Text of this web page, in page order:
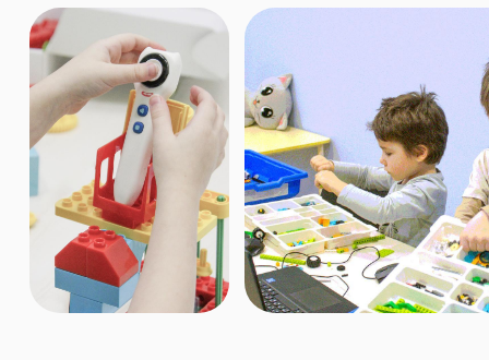
Семейность
01
02
Для нас важно участие семьи
в поддержке инициатив будущего
поколения.